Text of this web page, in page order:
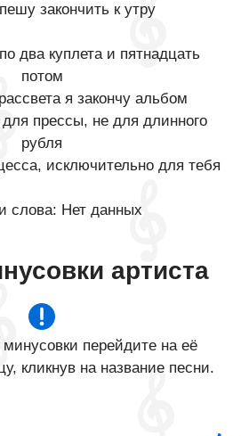
закончить к утру
два куплета и пятнадцать
потом
я закончу альбом
прессы, не для длинного
рубля
исключительно для тебя
слова: Нет данных
артиста
перейдите на её
кликнув на название песни.